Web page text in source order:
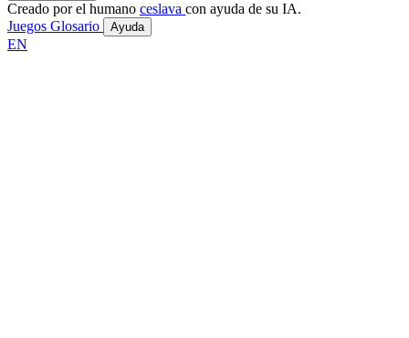
Creado por el humano ceslava con ayuda de su IA.
Juegos Glosario Ayuda
EN